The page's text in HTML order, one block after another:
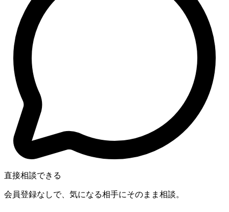
直接相談できる
会員登録なしで、気になる相手にそのまま相談。